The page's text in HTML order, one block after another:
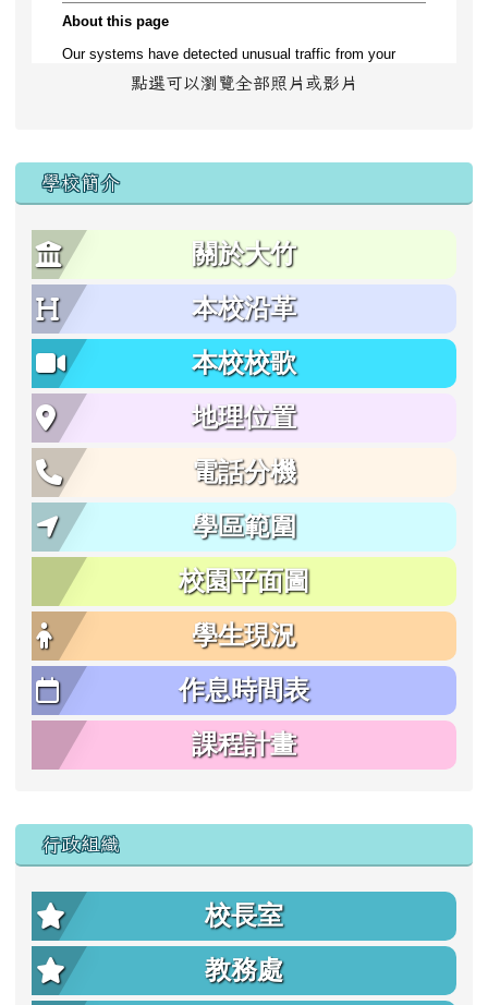
點選可以瀏覽全部照片或影片
學校簡介
關於大竹
本校沿革
本校校歌
地理位置
電話分機
學區範圍
校園平面圖
學生現況
作息時間表
課程計畫
行政組織
校長室
教務處